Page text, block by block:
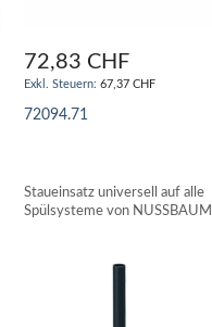
72,83 CHF
67,37 CHF
72094.71
Staueinsatz universell auf alle
Spülsysteme von NUSSBAUM